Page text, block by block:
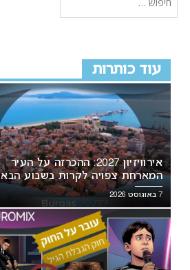
עוד כותרות
אירוויזיון 2027: ההכרזה על העיר
המארחת צפויה לקרות בשבוע הבא
7 באוגוסט 2026